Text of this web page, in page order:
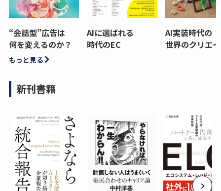
“会話型”広告は
何を変えるのか？
AIに選ばれる
時代のEC
AI実装時代の
世界のクリエ
もっと見る
新刊書籍